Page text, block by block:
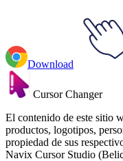
Download
Cursor Changer
El contenido de este sitio
productos, logotipos,
propiedad de sus
Navix Cursor Studio